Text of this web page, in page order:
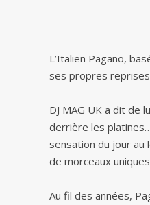
L’Italien Pagano,
ses propres reprises
DJ MAG UK a dit de
derrière les platines…
sensation du jour au
de morceaux
Au fil des années,